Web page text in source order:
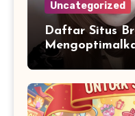
Uncategorized
Daftar Situs
Menjelajahi